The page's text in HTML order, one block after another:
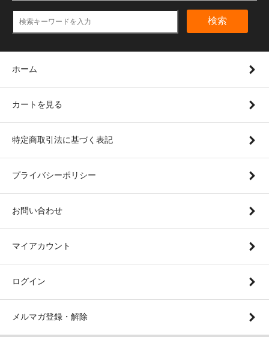
検索
ホーム
カートを見る
特定商取引法に基づく表記
プライバシーポリシー
お問い合わせ
マイアカウント
ログイン
メルマガ登録・解除